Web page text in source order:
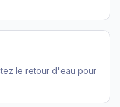
le retour d'eau pour